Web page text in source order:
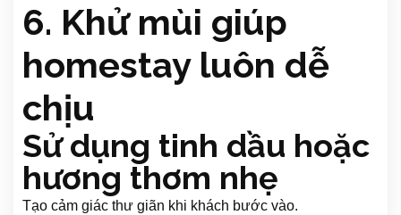
6. Khử mùi giúp
homestay luôn dễ
chịu
Sử dụng tinh dầu hoặc
hương thơm nhẹ
Tạo cảm giác thư giãn khi khách bước vào.